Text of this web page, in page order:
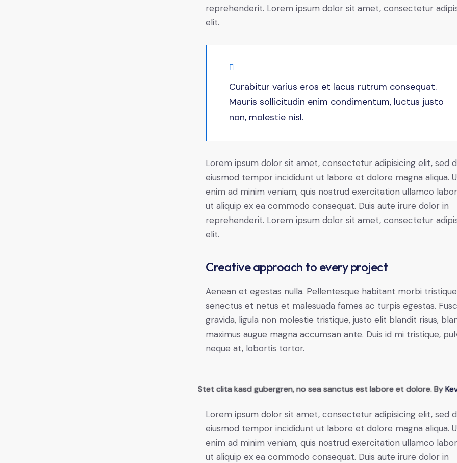
reprehenderit. Lorem ipsum dolor sit amet, consectetur
elit.
Curabitur varius eros et lacus rutrum consequat.
Mauris sollicitudin enim condimentum, luctus justo
non, molestie nisl.
Lorem ipsum dolor sit amet, consectetur adipisicing elit, sed
eiusmod tempor incididunt ut labore et dolore magna aliqua.
enim ad minim veniam, quis nostrud exercitation ullamco
ut aliquip ex ea commodo consequat. Duis aute irure dolor in
reprehenderit. Lorem ipsum dolor sit amet, consectetur
elit.
Creative approach to every project
Aenean et egestas nulla. Pellentesque habitant morbi tristique
senectus et netus et malesuada fames ac turpis egestas.
gravida, ligula non molestie tristique, justo elit blandit risus,
maximus augue magna accumsan ante. Duis id mi tristique,
neque at, lobortis tortor.
Stet clita kasd gubergren, no sea sanctus est labore et dolore. By
Lorem ipsum dolor sit amet, consectetur adipisicing elit, sed
eiusmod tempor incididunt ut labore et dolore magna aliqua.
enim ad minim veniam, quis nostrud exercitation ullamco
ut aliquip ex ea commodo consequat. Duis aute irure dolor in